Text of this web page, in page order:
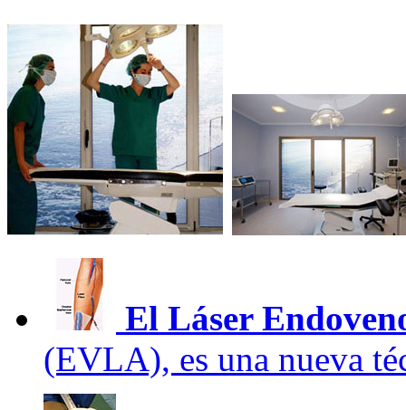
El Láser
(EVLA), es una nueva